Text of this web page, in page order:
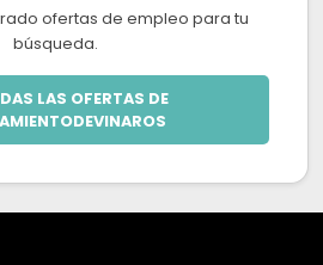
ofertas de empleo para tu
búsqueda.
LAS OFERTAS DE